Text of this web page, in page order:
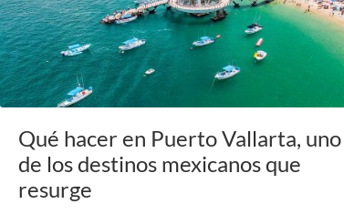
Qué hacer en Puerto Vallarta, uno
de los destinos mexicanos que
resurge